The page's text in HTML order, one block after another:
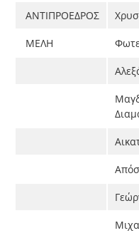
ΑΝΤΙΠΡΟΕΔΡΟΣ
ΜΕΛΗ